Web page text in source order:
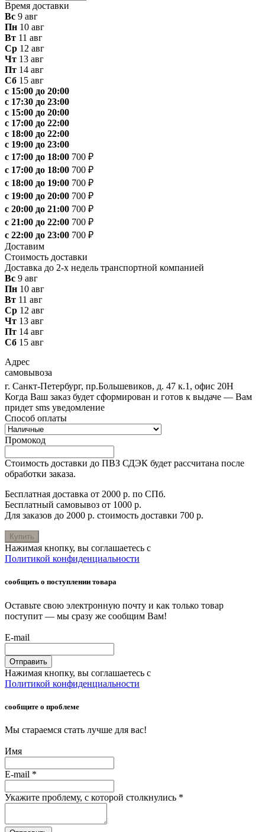
Время доставки
Вс 9 авг
Пн 10 авг
Вт 11 авг
Ср 12 авг
Чт 13 авг
Пт 14 авг
Сб 15 авг
с 15:00 до 20:00
с 17:30 до 23:00
с 15:00 до 20:00
с 17:00 до 22:00
с 18:00 до 22:00
с 19:00 до 23:00
с 17:00 до 18:00 700 ₽
с 17:00 до 18:00 700 ₽
с 18:00 до 19:00 700 ₽
с 19:00 до 20:00 700 ₽
с 20:00 до 21:00 700 ₽
с 21:00 до 22:00 700 ₽
с 22:00 до 23:00 700 ₽
Доставим
Стоимость доставки
Доставка до 2-х недель транспортной компанией
Вс 9 авг
Пн 10 авг
Вт 11 авг
Ср 12 авг
Чт 13 авг
Пт 14 авг
Сб 15 авг
Адрес
самовывоза
г. Санкт-Петербург, пр.Большевиков, д. 47 к.1, офис 20Н
Когда Ваш заказ будет сформирован и готов к выдаче — Вам
придет sms уведомление
Способ оплаты
Промокод
Стоимость доставки до ПВЗ СДЭК будет рассчитана после
обработки заказа.
Бесплатная доставка от 2000 р. по СПб.
Бесплатный самовывоз от 1000 р.
Для заказов до 2000 р. стоимость доставки 700 р.
Купить
Нажимая кнопку, вы соглашаетесь с
Политикой конфиденциальности
сообщить о поступлении товара
Оставьте свою электронную почту и как только товар
поступит — мы сразу же сообщим Вам!
E-mail
Отправить
Нажимая кнопку, вы соглашаетесь с
Политикой конфиденциальности
сообщите о проблеме
Мы стараемся стать лучше для вас!
Имя
E-mail *
Укажите проблему, с которой столкнулись *